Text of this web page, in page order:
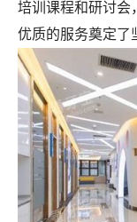
培训课程和研讨会
优质的服务奠定了